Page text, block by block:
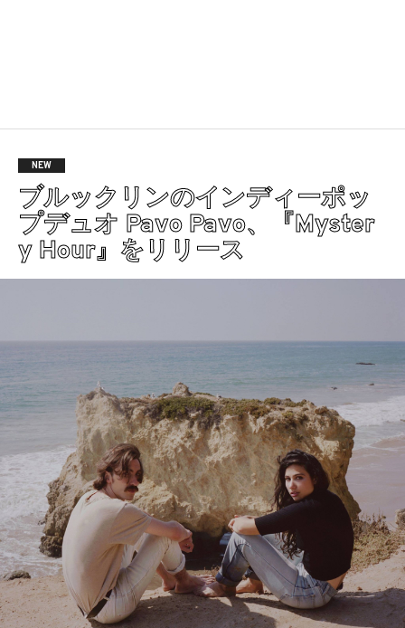
NEW
ブルックリンのインディーポッ
プデュオ Pavo Pavo、『Myster
y Hour』をリリース